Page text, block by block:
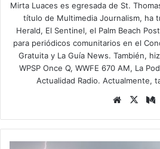
Mirta Luaces es egresada de St.
título de Multimedia Journalism, ha
Herald, El Sentinel, el Palm Beach
para periódicos comunitarios en el
Gratuita y La Guía News. También,
WPSP Once Q, WWFE 670 AM, La
Actualidad Radio. Actualmente,
Siti
we
b
X